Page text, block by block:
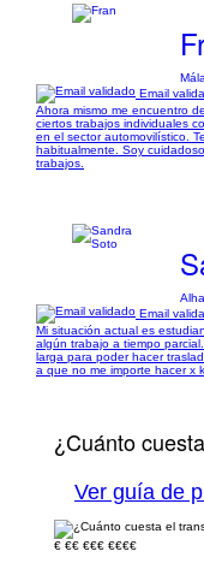
Email
Ahora mismo me encuentro
ciertos trabajos individuales
en el sector automovilístico.
habitualmente. Soy
trabajos.
Email
Mi situación actual es
algún trabajo a tiempo
larga para poder hacer
a que no me importe hacer x
¿Cuánto
Ver guía de
€ €€ €€€ €€€€